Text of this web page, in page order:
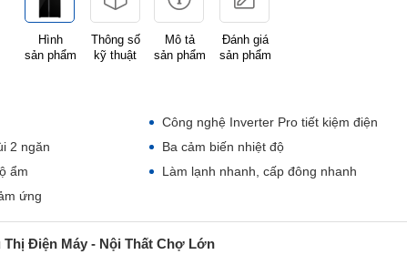
Hình
sản phẩm
Thông số
kỹ thuật
Mô tả
sản phẩm
Đánh giá
sản phẩm
Công nghệ Inverter Pro tiết kiệm điện
2 ngăn
Ba cảm biến nhiệt độ
ẩm
Làm lạnh nhanh, cấp đông nhanh
ứng
Điện Máy - Nội Thất Chợ Lớn